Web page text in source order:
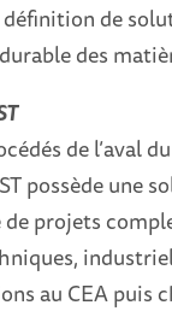
de
des
de l’aval
possède une
projets
au CEA puis